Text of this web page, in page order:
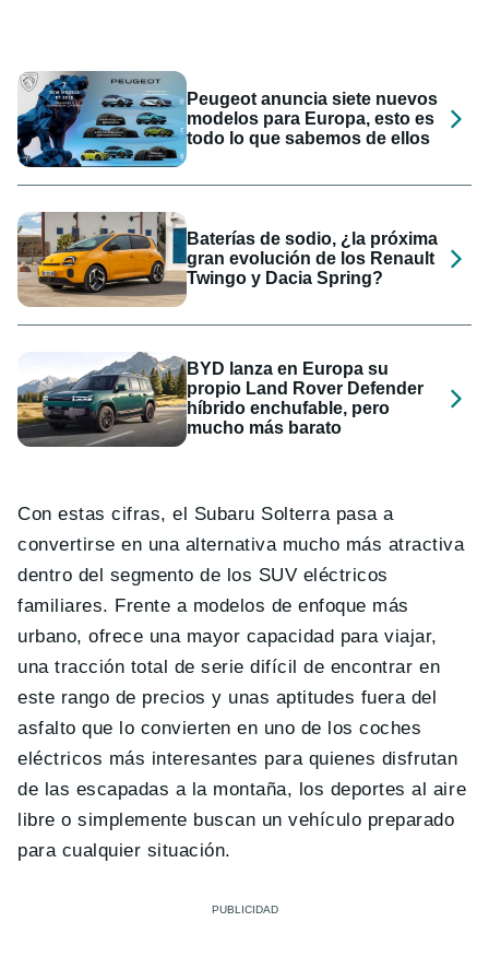
Peugeot anuncia siete nuevos
modelos para Europa, esto es
todo lo que sabemos de ellos
Baterías de sodio, ¿la próxima
gran evolución de los Renault
Twingo y Dacia Spring?
BYD lanza en Europa su
propio Land Rover Defender
híbrido enchufable, pero
mucho más barato
Con estas cifras, el Subaru Solterra pasa a
convertirse en una alternativa mucho más atractiva
dentro del segmento de los SUV eléctricos
familiares. Frente a modelos de enfoque más
urbano, ofrece una mayor capacidad para viajar,
una tracción total de serie difícil de encontrar en
este rango de precios y unas aptitudes fuera del
asfalto que lo convierten en uno de los coches
eléctricos más interesantes para quienes disfrutan
de las escapadas a la montaña, los deportes al aire
libre o simplemente buscan un vehículo preparado
para cualquier situación.